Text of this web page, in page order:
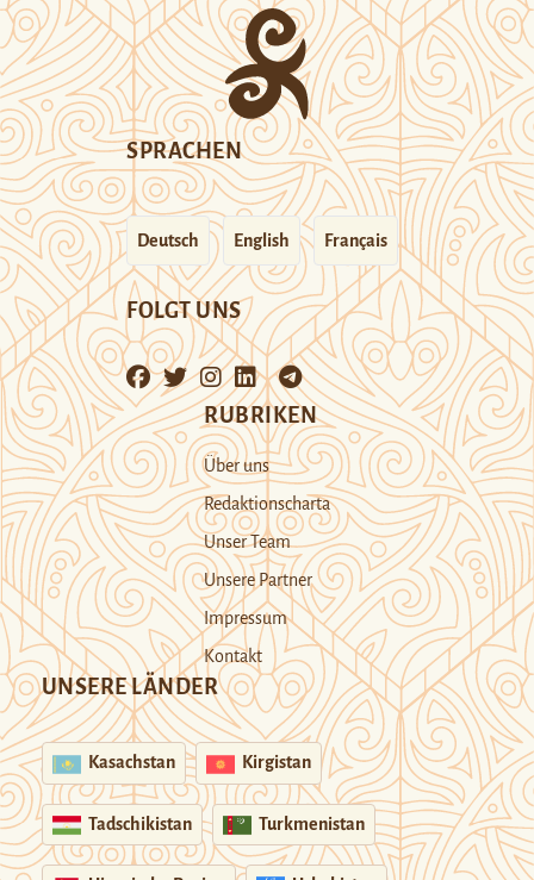
SPRACHEN
Deutsch English Français
FOLGT UNS
RUBRIKEN
Über uns
Redaktionscharta
Unser Team
Unsere Partner
Impressum
Kontakt
UNSERE LÄNDER
Kasachstan Kirgistan
Tadschikistan Turkmenistan